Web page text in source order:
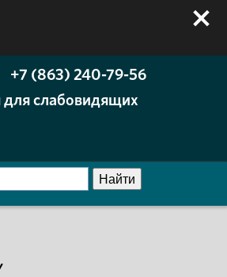
+7 (863) 240-79-56
для слабовидящих